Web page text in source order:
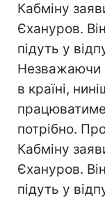
Кабміну
Єхануров.
підуть у
Незважаючи
в країні,
працюватиме
потрібно.
Кабміну
Єхануров.
підуть у